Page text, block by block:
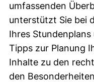
umfassenden
unterstützt Sie bei
Ihres
Tipps zur Planung
Inhalte zu den
den